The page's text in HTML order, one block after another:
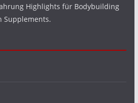
Highlights für Bodybuilding
Supplements.